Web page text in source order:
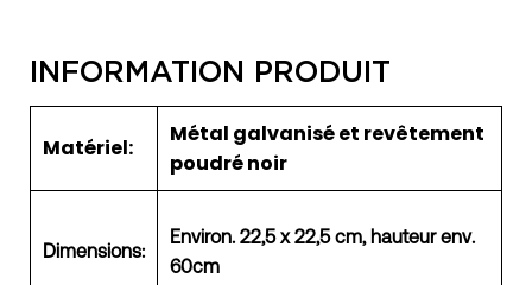
INFORMATION PRODUIT
Matériel:
Métal galvanisé et revêtement
poudré noir
Dimensions:
Environ. 22,5 x 22,5 cm, hauteur env.
60cm